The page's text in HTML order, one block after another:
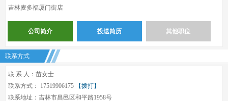
吉林麦多福厦门街店
公司简介 投送简历 其他职位
联系方式
联 系 人：苗女士
联系方式： 17519906175
【拨打】
联系地址：吉林市昌邑区和平路1958号